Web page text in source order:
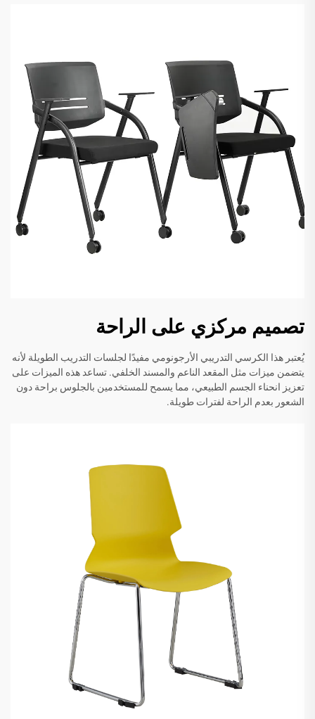
تصميم مركزي على الراحة
يُعتبر هذا الكرسي التدريبي الأرجونومي مفيدًا لجلسات التدريب الطويلة لأنه
يتضمن ميزات مثل المقعد الناعم والمسند الخلفي. تساعد هذه الميزات على
تعزيز انحناء الجسم الطبيعي، مما يسمح للمستخدمين بالجلوس براحة دون
الشعور بعدم الراحة لفترات طويلة.